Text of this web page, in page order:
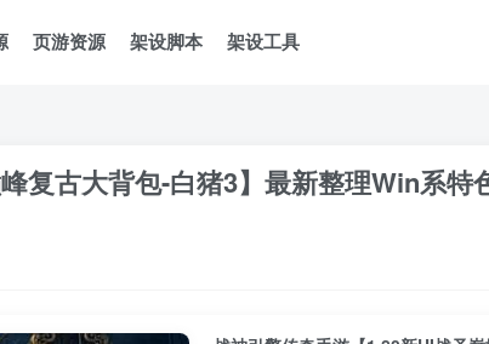
页游资源 架设脚本 架设工具
复古大背包-白猪3】最新整理Win系